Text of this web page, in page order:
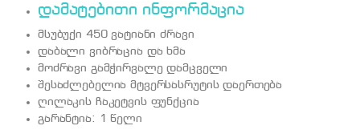
დამატებითი ინფორმაცია
მსუბუქი 450 ვატიანი ძრავი
დაბალი ვიბრაცია და ხმა
მოძრავი გამჭირვალე დამცველი
შესაძლებელია მტვერსასრუტის დაერთება
ღილაკის ჩაკეტვის ფუნქცია
გარანტია: 1 წელი